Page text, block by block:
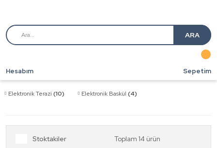
ARA
Hesabım Sepetim
Elektronik Terazi (10) Elektronik Baskül(4)
Stoktakiler Toplam 14 ürün